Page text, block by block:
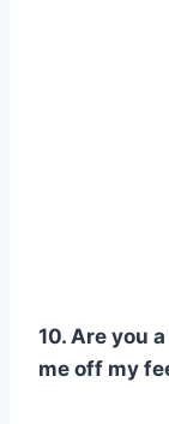
10. Are you
me off my